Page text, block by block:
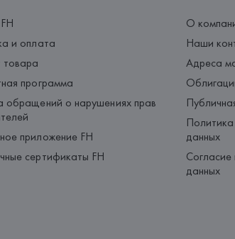
и оплата
товара
программа
обращений о нарушениях прав
приложение FH
сертификаты FH
О
Наши
Адреса
данных
данных